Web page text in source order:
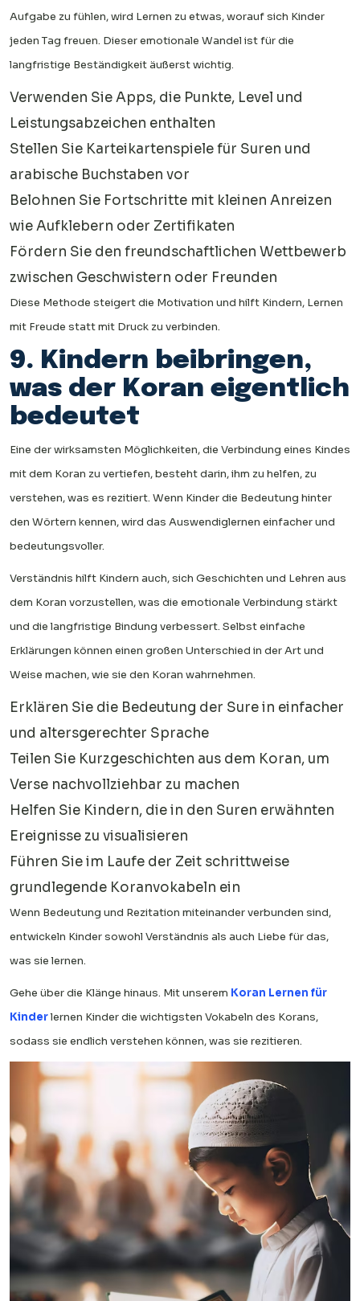
Aufgabe zu fühlen, wird Lernen zu etwas, worauf sich Kinder
jeden Tag freuen. Dieser emotionale Wandel ist für die
langfristige Beständigkeit äußerst wichtig.
Verwenden Sie Apps, die Punkte, Level und
Leistungsabzeichen enthalten
Stellen Sie Karteikartenspiele für Suren und
arabische Buchstaben vor
Belohnen Sie Fortschritte mit kleinen Anreizen
wie Aufklebern oder Zertifikaten
Fördern Sie den freundschaftlichen Wettbewerb
zwischen Geschwistern oder Freunden
Diese Methode steigert die Motivation und hilft Kindern, Lernen
mit Freude statt mit Druck zu verbinden.
9. Kindern beibringen,
was der Koran eigentlich
bedeutet
Eine der wirksamsten Möglichkeiten, die Verbindung eines Kindes
mit dem Koran zu vertiefen, besteht darin, ihm zu helfen, zu
verstehen, was es rezitiert. Wenn Kinder die Bedeutung hinter
den Wörtern kennen, wird das Auswendiglernen einfacher und
bedeutungsvoller.
Verständnis hilft Kindern auch, sich Geschichten und Lehren aus
dem Koran vorzustellen, was die emotionale Verbindung stärkt
und die langfristige Bindung verbessert. Selbst einfache
Erklärungen können einen großen Unterschied in der Art und
Weise machen, wie sie den Koran wahrnehmen.
Erklären Sie die Bedeutung der Sure in einfacher
und altersgerechter Sprache
Teilen Sie Kurzgeschichten aus dem Koran, um
Verse nachvollziehbar zu machen
Helfen Sie Kindern, die in den Suren erwähnten
Ereignisse zu visualisieren
Führen Sie im Laufe der Zeit schrittweise
grundlegende Koranvokabeln ein
Wenn Bedeutung und Rezitation miteinander verbunden sind,
entwickeln Kinder sowohl Verständnis als auch Liebe für das,
was sie lernen.
Gehe über die Klänge hinaus. Mit unserem Koran Lernen für
Kinderlernen Kinder die wichtigsten Vokabeln des Korans,
sodass sie endlich verstehen können, was sie rezitieren.